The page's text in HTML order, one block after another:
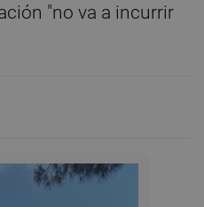
"no va a incurrir